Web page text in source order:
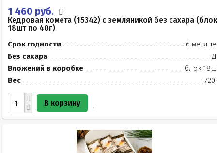
1 460 руб.
Кедровая комета (15342) с земляникой без сахара (блок
18шт по 40г)
Срок годности
6
Без сахара
Вложений в коробке
блок
Вес
720
В корзину